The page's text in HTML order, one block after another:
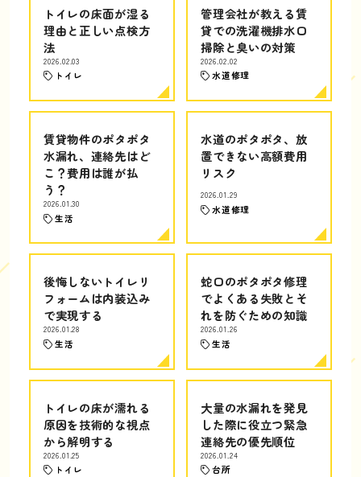
トイレの床面が湿る
理由と正しい点検方
法
2026.02.03
トイレ
管理会社が教える賃
貸での洗濯機排水口
掃除と臭いの対策
2026.02.02
水道修理
賃貸物件のポタポタ
水漏れ、連絡先はど
こ？費用は誰が払
う？
2026.01.30
生活
水道のポタポタ、放
置できない高額費用
リスク
2026.01.29
水道修理
後悔しないトイレリ
フォームは内装込み
で実現する
2026.01.28
生活
蛇口のポタポタ修理
でよくある失敗とそ
れを防ぐための知識
2026.01.26
生活
トイレの床が濡れる
原因を技術的な視点
から解明する
2026.01.25
トイレ
大量の水漏れを発見
した際に役立つ緊急
連絡先の優先順位
2026.01.24
台所